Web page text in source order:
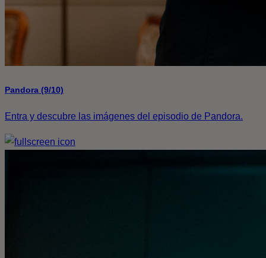
Pandora (9/10)
Entra y descubre las imágenes del episodio de Pandora.